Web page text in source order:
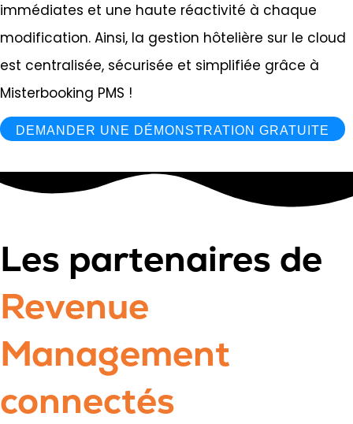
immédiates et une haute réactivité à chaque
modification. Ainsi, la gestion hôtelière sur le cloud
est centralisée, sécurisée et simplifiée grâce à
Misterbooking PMS !
DEMANDER UNE DÉMONSTRATION GRATUITE
Les partenaires de
Revenue
Management
connectés